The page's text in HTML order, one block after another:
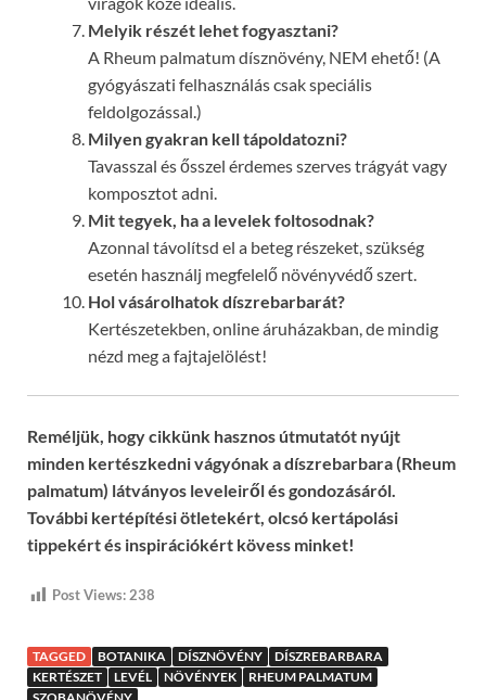
Melyik részét lehet fogyasztani?
A Rheum palmatum dísznövény, NEM ehető! (A
gyógyászati felhasználás csak speciális
feldolgozással.)
Milyen gyakran kell tápoldatozni?
Tavasszal és ősszel érdemes szerves trágyát vagy
komposztot adni.
Mit tegyek, ha a levelek foltosodnak?
Azonnal távolítsd el a beteg részeket, szükség
esetén használj megfelelő növényvédő szert.
Hol vásárolhatok díszrebarbarát?
Kertészetekben, online áruházakban, de mindig
nézd meg a fajtajelölést!
Reméljük, hogy cikkünk hasznos útmutatót nyújt
minden kertészkedni vágyónak a díszrebarbara (Rheum
palmatum) látványos leveleiről és gondozásáról.
További kertépítési ötletekért, olcsó kertápolási
tippekért és inspirációkért kövess minket!
Post Views:238
TAGGED BOTANIKA DÍSZNÖVÉNY
DÍSZREBARBARA
KERTÉSZET
LEVÉL NÖVÉNYEK
RHEUM PALMATUM